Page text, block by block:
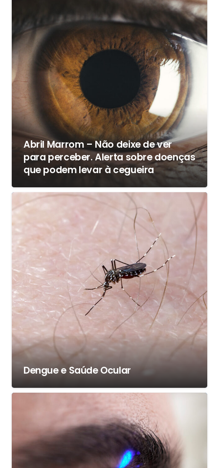
Abril Marrom – Não deixe de ver
para perceber. Alerta sobre doenças
que podem levar à cegueira
Dengue e Saúde Ocular